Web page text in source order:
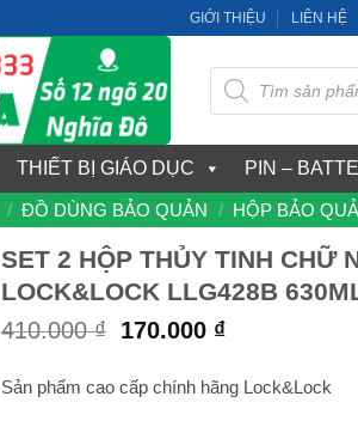
GIỚI THIỆU LIÊN HỆ
Tìm
kiếm
sản
phẩm
THIẾT BỊ GIÁO DỤC PIN –
/ ĐỒ DÙNG BẢO QUẢN / HỘP BẢO
SET 2 HỘP THỦY TINH CHỮ
LOCK&LOCK LLG428B
410.000₫ Giá
là:
410.000 ₫.
170.000 ₫Giá
tại
là:
Sản phẩm cao cấp chính hãng Lock&Lock